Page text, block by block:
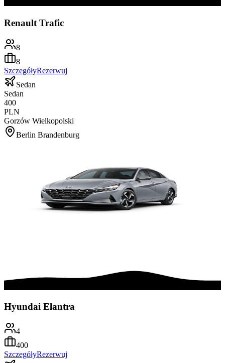
Renault Trafic
8
8
SzczegółyRezerwuj
Sedan
Sedan
400
PLN
Gorzów Wielkopolski
Berlin Brandenburg
Hyundai Elantra
4
400
SzczegółyRezerwuj